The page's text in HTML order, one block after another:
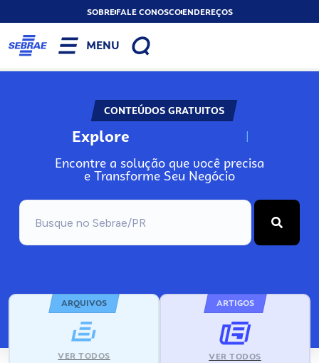
SOBREFALE CONOSCOENDEREÇOS
MENU
CONTEÚDOS GRATUITOS
Explore N
Encontre a solução que você precisa
e Transforme Seu Negócio
ARQUIVOS
VER TODOS
ARTIGOS
VER TODOS